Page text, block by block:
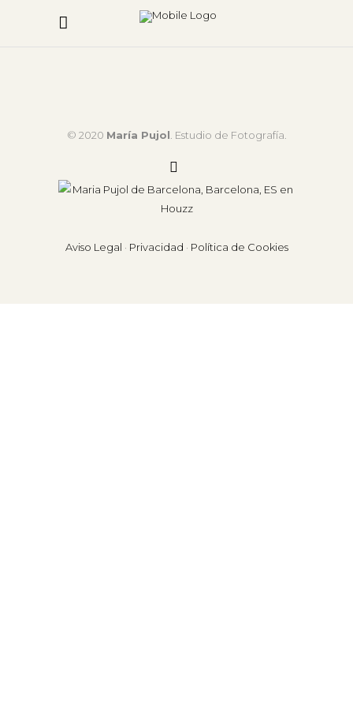
© 2020 María Pujol. Estudio de Fotografía.
Aviso Legal · Privacidad · Política de Cookies